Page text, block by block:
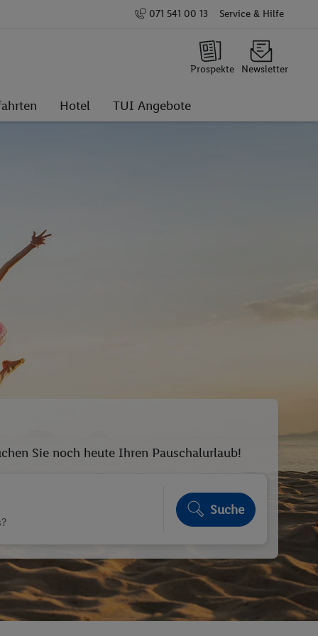
071 541 00 13 Service & Hilfe
Prospekte Newsletter
Hotel TUI Angebote
Sie noch heute Ihren Pauschalurlaub!
Suche